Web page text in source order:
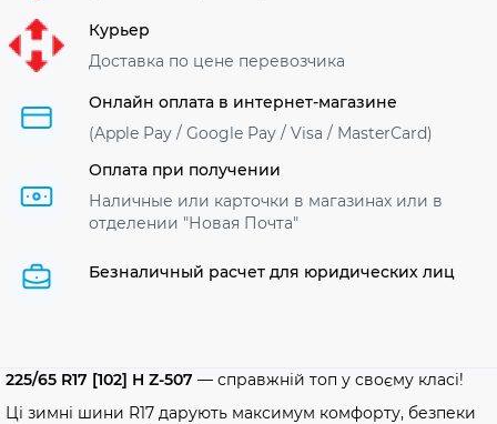
Курьер
Доставка по цене перевозчика
Онлайн оплата в интернет-магазине
(Apple Pay / Google Pay / Visa / MasterСard)
Оплата при получении
Наличные или карточки в магазинах или в
отделении "Новая Почта"
Безналичный расчет для юридических лиц
225/65 R17 [102] H Z-507 — справжній топ у своєму класі!
Ці зимні шини R17 дарують максимум комфорту, безпеки